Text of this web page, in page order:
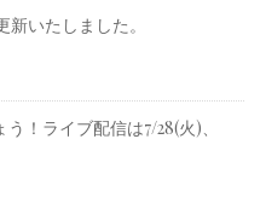
いたしました。
！ライブ配信は7/28(火)、